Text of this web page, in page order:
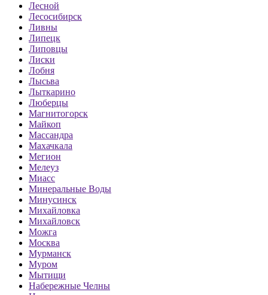
Лесной
Лесосибирск
Ливны
Липецк
Липовцы
Лиски
Лобня
Лысьва
Лыткарино
Люберцы
Магнитогорск
Майкоп
Массандра
Махачкала
Мегион
Мелеуз
Миасс
Минеральные Воды
Минусинск
Михайловка
Михайловск
Можга
Москва
Мурманск
Муром
Мытищи
Набережные Челны